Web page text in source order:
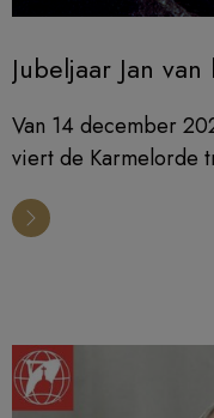
Jubeljaar Jan
Van 14 december
viert de Karmelorde
uitroeping tot